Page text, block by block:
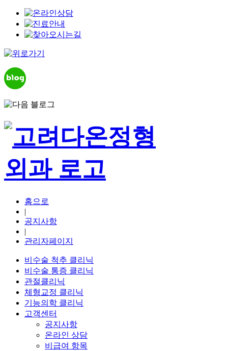
홈으로
|
공지사항
|
관리자페이지
비수술 척추 클리닉
비수술 통증 클리닉
관절클리닉
체형교정 클리닉
기능의학 클리닉
고객센터
공지사항
온라인 상담
비급여 항목